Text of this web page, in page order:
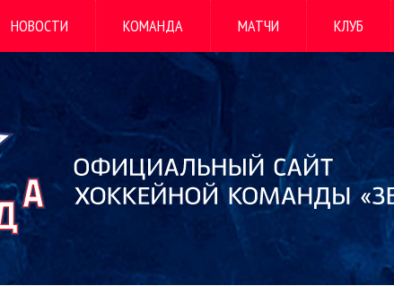
НОВОСТИ КОМАНДА МАТЧИ КЛУБ